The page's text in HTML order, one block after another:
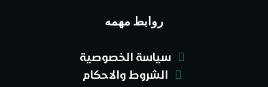
روابط مهمه
سياسة الخصوصية
الشروط والاحكام